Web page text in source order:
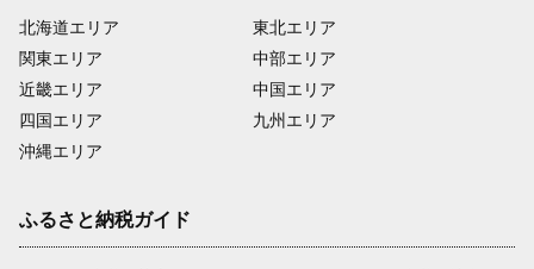
北海道エリア
関東エリア
近畿エリア
四国エリア
沖縄エリア
東北エリア
中部エリア
中国エリア
九州エリア
ふるさと納税ガイド